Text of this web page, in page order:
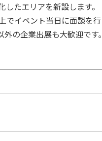
たエリアを新設します。
でイベント当日に面談を
の企業出展も大歓迎です